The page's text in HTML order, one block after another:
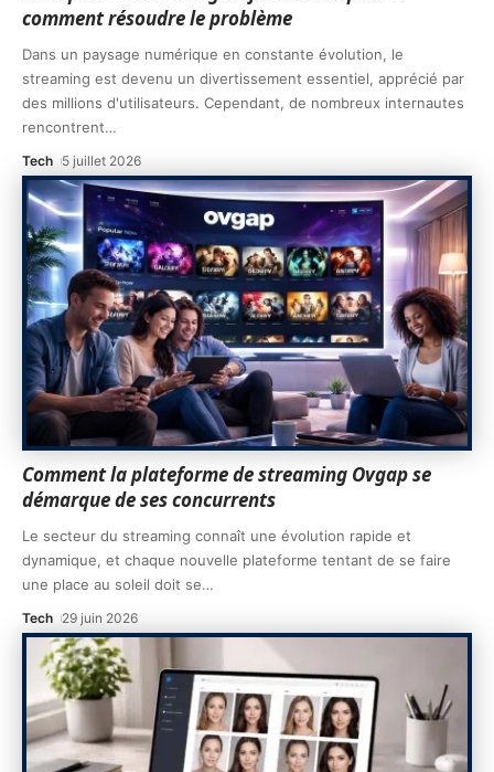
comment résoudre le problème
Dans un paysage numérique en constante évolution, le
streaming est devenu un divertissement essentiel, apprécié par
des millions d'utilisateurs. Cependant, de nombreux internautes
rencontrent…
Tech 5 juillet 2026
Comment la plateforme de streaming Ovgap se
démarque de ses concurrents
Le secteur du streaming connaît une évolution rapide et
dynamique, et chaque nouvelle plateforme tentant de se faire
une place au soleil doit se…
Tech 29 juin 2026